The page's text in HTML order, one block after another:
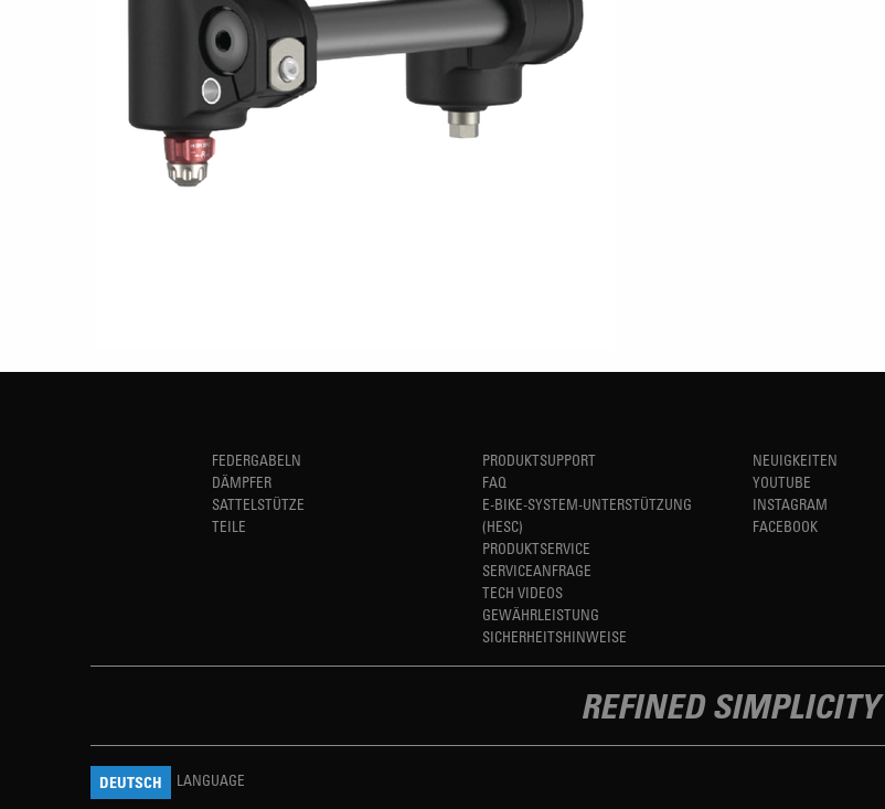
FEDERGABELN
DÄMPFER
SATTELSTÜTZE
TEILE
PRODUKTSUPPORT
FAQ
E-BIKE-SYSTEM-UNTERSTÜTZUNG
(HESC)
PRODUKTSERVICE
SERVICEANFRAGE
TECH VIDEOS
GEWÄHRLEISTUNG
SICHERHEITSHINWEISE
NEUIGKEITEN
YOUTUBE
INSTAGRAM
FACEBOOK
REFINED SIMPLICITY
DEUTSCH LANGUAGE